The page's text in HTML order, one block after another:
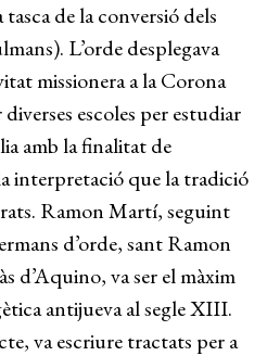
tasca de la conversió dels
L’orde desplegava
missionera a la Corona
escoles per estudiar
amb la finalitat de
interpretació que la tradició
Ramon Martí, seguint
d’orde, sant Ramon
d’Aquino, va ser el màxim
antijueva al segle XIII.
va escriure tractats per a